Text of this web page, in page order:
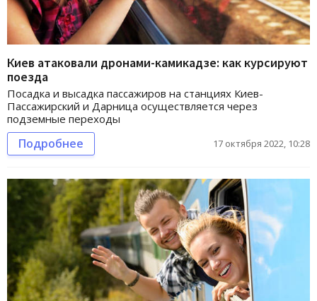
Киев атаковали дронами-камикадзе: как курсируют
поезда
Посадка и высадка пассажиров на станциях Киев-
Пассажирский и Дарница осуществляется через
подземные переходы
Подробнее 17 октября 2022, 10:28